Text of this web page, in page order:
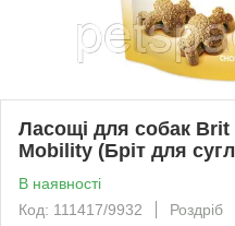
Ласощі для собак
Mobility (Бріт для
В наявності
Код: 111417/9932
Роздріб